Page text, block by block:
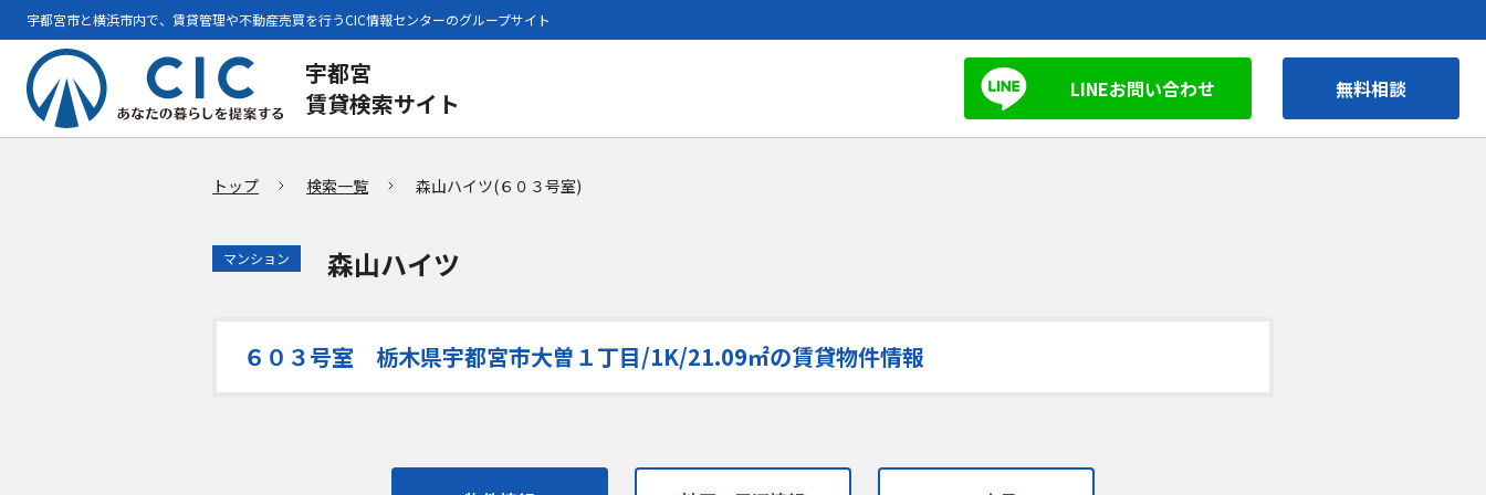
宇都宮市と横浜市内で、賃貸管理や不動産売買を行うCIC情報センターのグループサイト
宇都宮
賃貸検索サイト
LINEお問い合わせ 無料相談
トップ 検索一覧 森山ハイツ(６０３号室)
マンション 森山ハイツ
６０３号室 栃木県宇都宮市大曽１丁目/1K/21.09㎡の賃貸物件情報